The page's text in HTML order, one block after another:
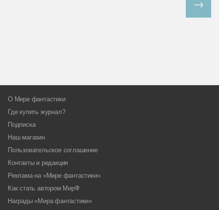
О Мире фантастики
Где купить журнал?
Подписка
Наш магазин
Пользовательское соглашение
Контакты и редакция
Реклама на «Мире фантастики»
Как стать автором МирФ
Награды «Мира фантастики»